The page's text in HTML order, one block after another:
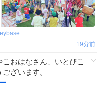
19分前
おはなさん、いとぴこ
ざいます。